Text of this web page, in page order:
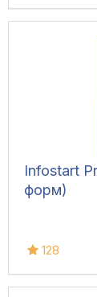
Infostart
форм)
128